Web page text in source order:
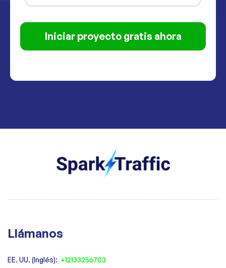
Iniciar proyecto gratis ahora
Llámanos
EE. UU. (Inglés): +12133256703